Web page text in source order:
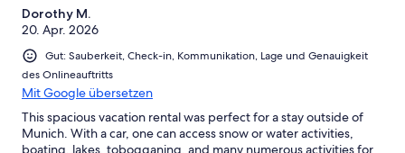
Dorothy M.
20. Apr. 2026
Gut: Sauberkeit, Check-in, Kommunikation, Lage und Genauigkeit
des Onlineauftritts
Mit Google übersetzen
This spacious vacation rental was perfect for a stay outside of
Munich. With a car, one can access snow or water activities,
boating, lakes, tobogganing, and many numerous activities for